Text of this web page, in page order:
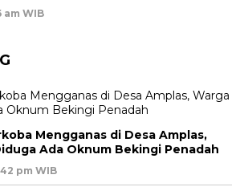
am WIB
Mengganas di Desa Amplas,
Ada Oknum Bekingi Penadah
pm WIB